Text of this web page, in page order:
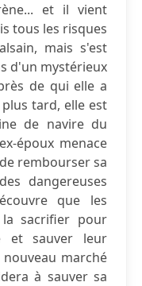
et il vient
tous les risques
mais s'est
d'un mystérieux
de qui elle a
tard, elle est
de navire du
époux menace
rembourser sa
dangereuses
que les
sacrifier pour
et sauver leur
marché
à sauver sa